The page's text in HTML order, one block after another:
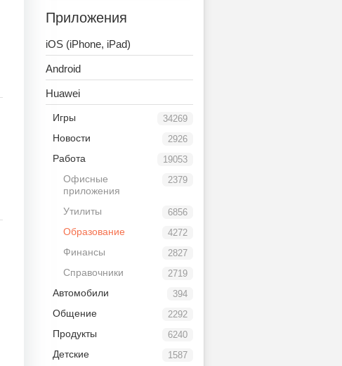
Приложения
iOS (iPhone, iPad)
Android
Huawei
34269
Игры
2926
Новости
19053
Работа
2379
Офисные
приложения
6856
Утилиты
4272
Образование
2827
Финансы
2719
Справочники
394
Автомобили
2292
Общение
6240
Продукты
1587
Детские